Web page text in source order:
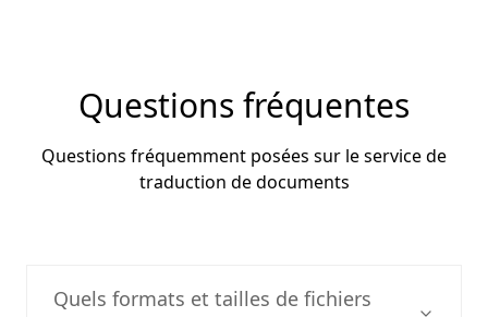
Questions fréquentes
Questions fréquemment posées sur le service de
traduction de documents
Quels formats et tailles de fichiers